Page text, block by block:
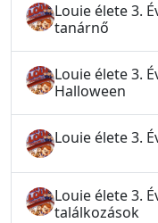
Louie élete 3.
tanárnő
Louie élete 3.
Halloween
Louie élete 3.
Louie élete 3.
találkozások